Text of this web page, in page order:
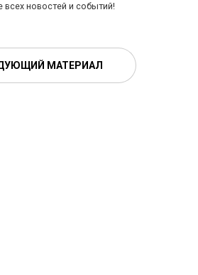
всех новостей и событий!
МАТЕРИАЛ